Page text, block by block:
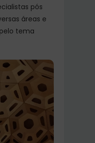
pós
áreas e
tema